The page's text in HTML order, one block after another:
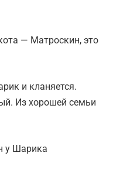
— Матроскин, это
и кланяется.
Из хорошей семьи
у Шарика